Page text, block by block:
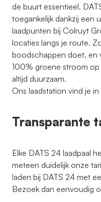
de buurt essentieel.
toegankelijk dankzij een
laadpunten bij Colruyt
locaties langs je route.
boodschappen doet, en
100% groene stroom op
altijd duurzaam.
Ons laadstation vind je
Transparante
Elke DATS 24 laadpaal
meteen duidelijk onze
laden bij DATS 24 met
Bezoek dan eenvoudig